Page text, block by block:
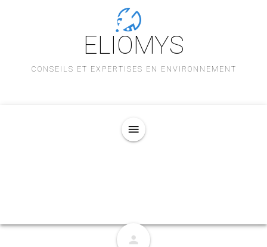
ELIOMYS
CONSEILS ET EXPERTISES EN ENVIRONNEMENT
menu
person